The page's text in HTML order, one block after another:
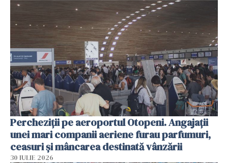
Percheziții pe aeroportul Otopeni. Angajații
unei mari companii aeriene furau parfumuri,
ceasuri și mâncarea destinată vânzării
30 IULIE 2026